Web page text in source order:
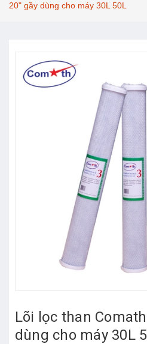
20" gầy dùng cho máy 30L 50L
Lõi lọc than
dùng cho máy 30L